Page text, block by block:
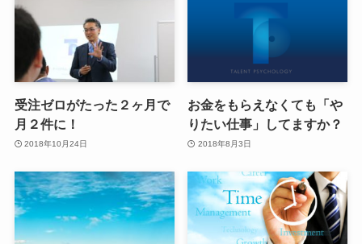
受注ゼロがたった２ヶ月で
月２件に！
2018年10月24日
お金をもらえなくても「や
りたい仕事」してますか？
2018年8月3日